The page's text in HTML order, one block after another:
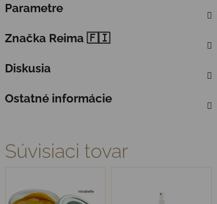
Parametre
Značka Reima 🇫🇮
Diskusia
Ostatné informácie
Súvisiaci tovar